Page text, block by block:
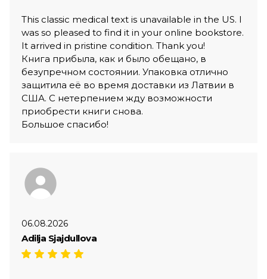
This classic medical text is unavailable in the US. I
was so pleased to find it in your online bookstore.
It arrived in pristine condition. Thank you!
Книга прибыла, как и было обещано, в
безупречном состоянии. Упаковка отлично
защитила её во время доставки из Латвии в
США. С нетерпением жду возможности
приобрести книги снова.
Большое спасибо!
06.08.2026
Adilja Sjajdullova